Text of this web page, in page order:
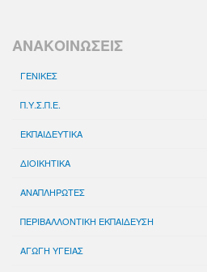
ΑΝΑΚΟΙΝΩΣΕΙΣ
ΓΕΝΙΚΕΣ
Π.Υ.Σ.Π.Ε.
ΕΚΠΑΙΔΕΥΤΙΚΑ
ΔΙΟΙΚΗΤΙΚΑ
ΑΝΑΠΛΗΡΩΤΕΣ
ΠΕΡΙΒΑΛΛΟΝΤΙΚΗ ΕΚΠΑΙΔΕΥΣΗ
ΑΓΩΓΗ ΥΓΕΙΑΣ